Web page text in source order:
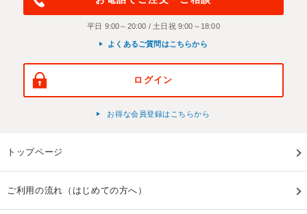
平日 9:00～20:00 / 土日祝 9:00～18:00
よくあるご質問はこちらから
ログイン
お得な会員登録はこちらから
トップページ
ご利用の流れ（はじめての方へ）